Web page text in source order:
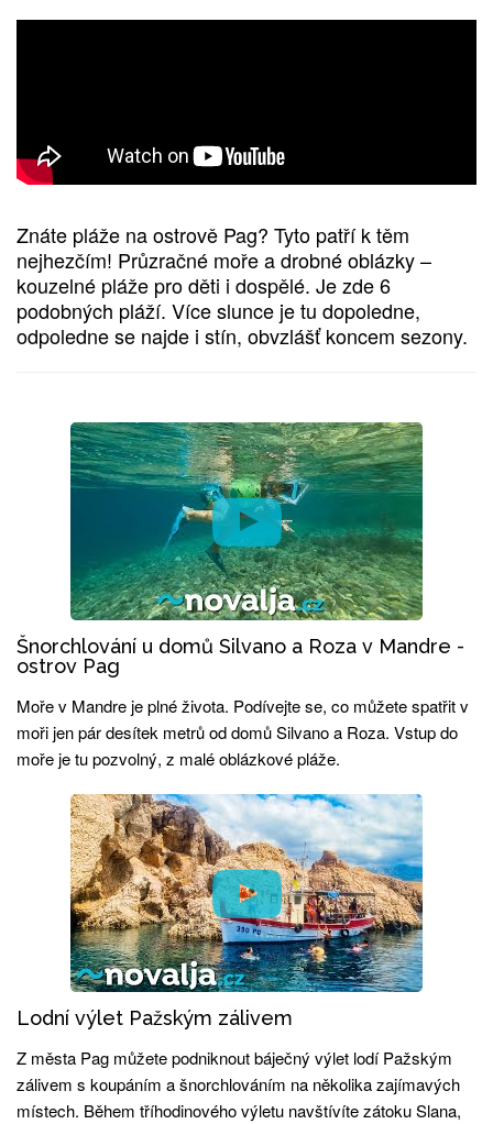
Znáte pláže na ostrově Pag? Tyto patří k těm
nejhezčím! Průzračné moře a drobné oblázky –
kouzelné pláže pro děti i dospělé. Je zde 6
podobných pláží. Více slunce je tu dopoledne,
odpoledne se najde i stín, obvzlášť koncem sezony.
Šnorchlování u domů Silvano a Roza v Mandre -
ostrov Pag
Moře v Mandre je plné života. Podívejte se, co můžete spatřit v
moři jen pár desítek metrů od domů Silvano a Roza. Vstup do
moře je tu pozvolný, z malé oblázkové pláže.
Lodní výlet Pažským zálivem
Z města Pag můžete podniknout báječný výlet lodí Pažským
zálivem s koupáním a šnorchlováním na několika zajímavých
místech. Během tříhodinového výletu navštívíte zátoku Slana,